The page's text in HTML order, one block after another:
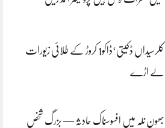
کلرسیداں ڈکیتی‘ڈاکو1 کروڑ کے طلائی زیورات
لے اڑے
بھون نلہ میں افسوسناک حادثہ — بزرگ شخص